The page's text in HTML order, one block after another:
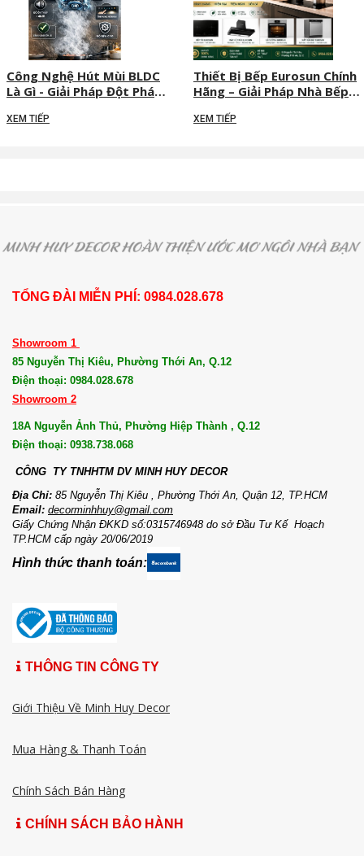
Công Nghệ Hút Mùi BLDC
Là Gì - Giải Pháp Đột Phá
Đại
XEM TIẾP
Thiết Bị Bếp Eurosun Chính
Hãng – Giải Pháp Nhà Bếp
Đại | Minh Huy Decor
XEM TIẾP
TỔNG ĐÀI MIỄN PHÍ: 0984.028.678
Showroom 1
85 Nguyễn Thị Kiêu, Phường Thới An, Q.12
Điện thoại: 0984.028.678
Showroom 2
18A Nguyễn Ảnh Thủ, Phường Hiệp Thành , Q.12
Điện thoại: 0938.738.068
CÔNG TY TNHHTM DV MINH HUY DECOR
Địa Chỉ: 85 Nguyễn Thị Kiêu , Phường Thới An, Quận 12, TP.HCM
Email: decorminhhuy@gmail.com
Giấy Chứng Nhận ĐKKD số:0315746948 do sở Đầu Tư Kế Hoạch
TP.HCM cấp ngày 20/06/2019
Hình thức thanh toán:
THÔNG TIN CÔNG TY
Giới Thiệu Về Minh Huy Decor
Mua Hàng & Thanh Toán
Chính Sách Bán Hàng
CHÍNH SÁCH BẢO HÀNH